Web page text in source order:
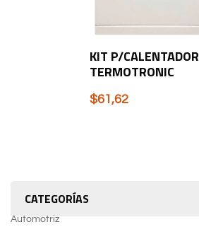
CATEGORÍAS
Automotriz
KIT P/CALENTADOR
TERMOTRONIC
$61,62